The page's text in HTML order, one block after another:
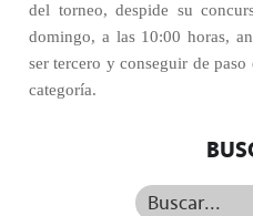
del torneo, despide su
domingo, a las 10:00 horas,
ser tercero y conseguir de
categoría.
Buscar...